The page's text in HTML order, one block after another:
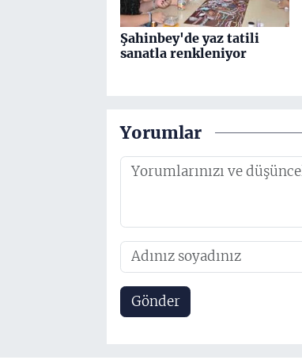
Şahinbey'de yaz tatili
sanatla renkleniyor
Yorumlar
Gönder